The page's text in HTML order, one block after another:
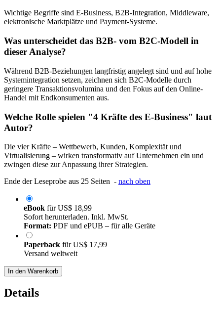
Wichtige Begriffe sind E-Business, B2B-Integration, Middleware,
elektronische Marktplätze und Payment-Systeme.
Was unterscheidet das B2B- vom B2C-Modell in
dieser Analyse?
Während B2B-Beziehungen langfristig angelegt sind und auf hohe
Systemintegration setzen, zeichnen sich B2C-Modelle durch
geringere Transaktionsvolumina und den Fokus auf den Online-
Handel mit Endkonsumenten aus.
Welche Rolle spielen "4 Kräfte des E-Business" laut
Autor?
Die vier Kräfte – Wettbewerb, Kunden, Komplexität und
Virtualisierung – wirken transformativ auf Unternehmen ein und
zwingen diese zur Anpassung ihrer Strategien.
Ende der Leseprobe aus 25 Seiten - nach oben
eBook fürUS$ 18,99
Sofort herunterladen. Inkl. MwSt.
Format: PDF und ePUB – für alle Geräte
Paperback fürUS$ 17,99
Versand weltweit
In den Warenkorb
Details